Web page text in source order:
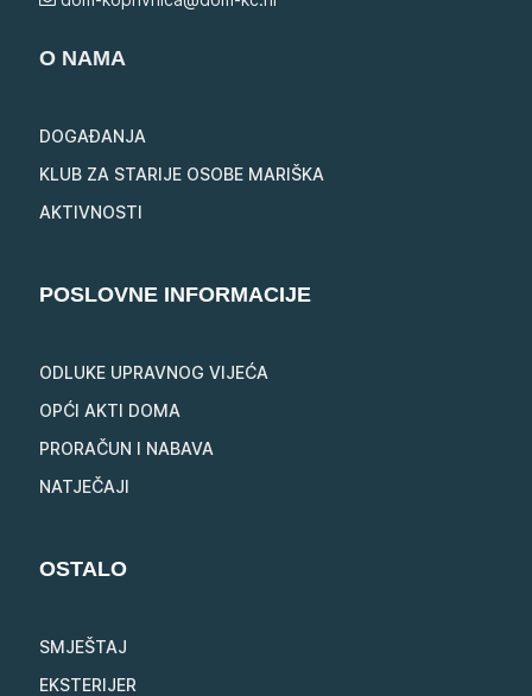
O NAMA
DOGAĐANJA
KLUB ZA STARIJE OSOBE MARIŠKA
AKTIVNOSTI
POSLOVNE INFORMACIJE
ODLUKE UPRAVNOG VIJEĆA
OPĆI AKTI DOMA
PRORAČUN I NABAVA
NATJEČAJI
OSTALO
SMJEŠTAJ
EKSTERIJER